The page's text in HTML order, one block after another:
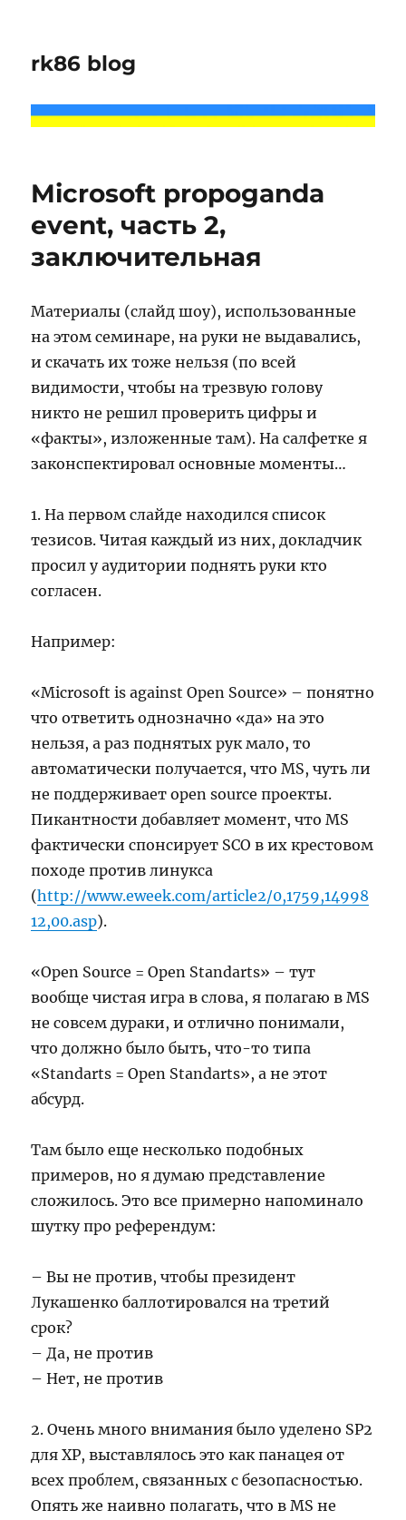
rk86 blog
Microsoft propoganda
event, часть 2,
заключительная
Материалы (слайд шоу), использованные
на этом семинаре, на руки не выдавались,
и скачать их тоже нельзя (по всей
видимости, чтобы на трезвую голову
никто не решил проверить цифры и
«факты», изложенные там). На салфетке я
законспектировал основные моменты…
1. На первом слайде находился список
тезисов. Читая каждый из них, докладчик
просил у аудитории поднять руки кто
согласен.
Например:
«Microsoft is against Open Source» – понятно
что ответить однозначно «да» на это
нельзя, а раз поднятых рук мало, то
автоматически получается, что MS, чуть ли
не поддерживает open source проекты.
Пикантности добавляет момент, что MS
фактически спонсирует SCO в их крестовом
походе против линукса
(http://www.eweek.com/article2/0,1759,14998
12,00.asp).
«Open Source = Open Standarts» – тут
вообще чистая игра в слова, я полагаю в MS
не совсем дураки, и отлично понимали,
что должно было быть, что-то типа
«Standarts = Open Standarts», а не этот
абсурд.
Там было еще несколько подобных
примеров, но я думаю представление
сложилось. Это все примерно напоминало
шутку про референдум:
– Вы не против, чтобы президент
Лукашенко баллотировался на третий
срок?
– Да, не против
– Нет, не против
2. Очень много внимания было уделено SP2
для XP, выставлялось это как панацея от
всех проблем, связанных с безопасностью.
Опять же наивно полагать, что в MS не